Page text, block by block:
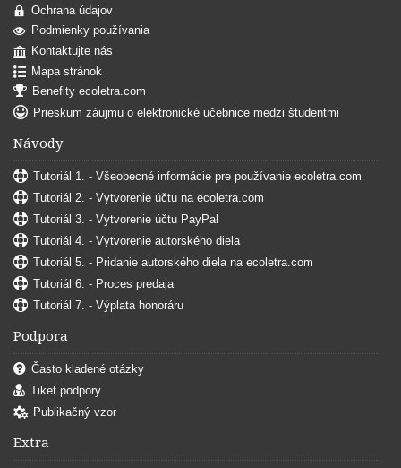
Ochrana údajov
Podmienky používania
Kontaktujte nás
Mapa stránok
Benefity ecoletra.com
Prieskum záujmu o elektronické učebnice medzi študentmi
Návody
Tutoriál 1. - Všeobecné informácie pre používanie ecoletra.com
Tutoriál 2. - Vytvorenie účtu na ecoletra.com
Tutoriál 3. - Vytvorenie účtu PayPal
Tutoriál 4. - Vytvorenie autorského diela
Tutoriál 5. - Pridanie autorského diela na ecoletra.com
Tutoriál 6. - Proces predaja
Tutoriál 7. - Výplata honoráru
Podpora
Často kladené otázky
Tiket podpory
Publikačný vzor
Extra